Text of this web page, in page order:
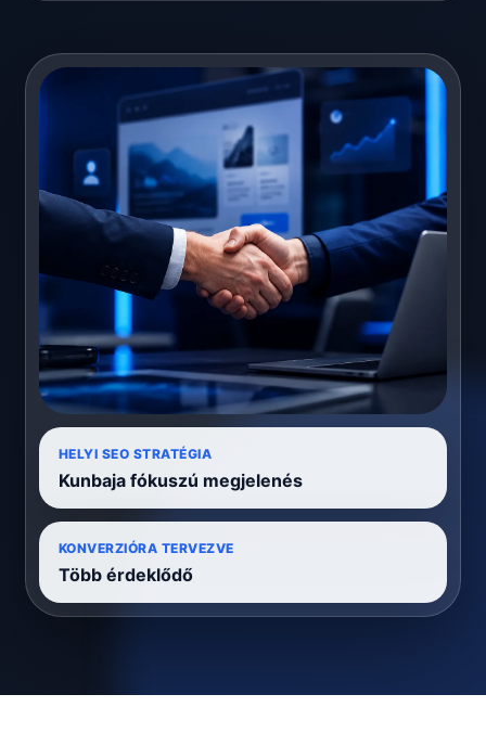
HELYI SEO STRATÉGIA
Kunbaja fókuszú megjelenés
KONVERZIÓRA TERVEZVE
Több érdeklődő